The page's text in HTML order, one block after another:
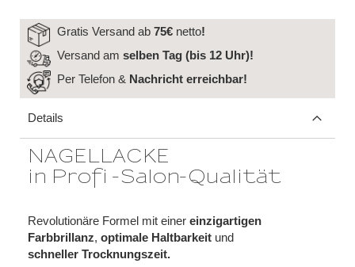
Gratis Versand ab 75€ netto!
Versand am selben Tag (bis 12 Uhr)!
Per Telefon & Nachricht erreichbar!
Details
NAGELLACKE
in Profi -Salon-Qualität
Revolutionäre Formel mit einer einzigartigen
Farbbrillanz, optimale Haltbarkeit und
schneller Trocknungszeit.